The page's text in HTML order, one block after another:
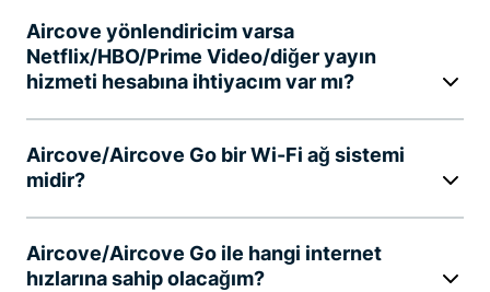
Aircove yönlendiricim varsa
Netflix/HBO/Prime Video/diğer yayın
hizmeti hesabına ihtiyacım var mı?
Aircove/Aircove Go bir Wi-Fi ağ sistemi
midir?
Aircove/Aircove Go ile hangi internet
hızlarına sahip olacağım?